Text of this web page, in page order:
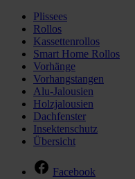
Plissees
Rollos
Kassettenrollos
Smart Home Rollos
Vorhänge
Vorhangstangen
Alu-Jalousien
Holzjalousien
Dachfenster
Insektenschutz
Übersicht
Facebook